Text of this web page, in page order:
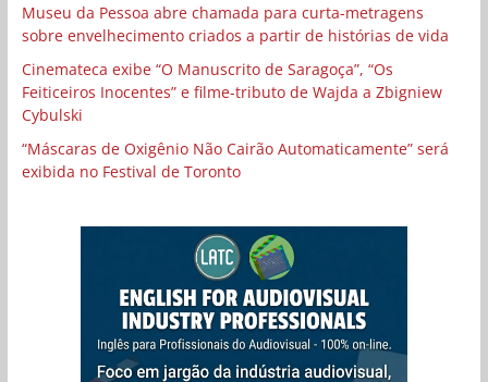
Museu da Pessoa abre chamada para curta-metragens
sobre envelhecimento criados a partir de histórias de vida
Cinemateca exibe “O Manuscrito de Saragoça”, “Os
Feiticeiros Inocentes” e filme-tributo de Wajda a Zbigniew
Cybulski
“Máscaras de Oxigênio Não Cairão Automaticamente” será
exibida no Festival de Toronto